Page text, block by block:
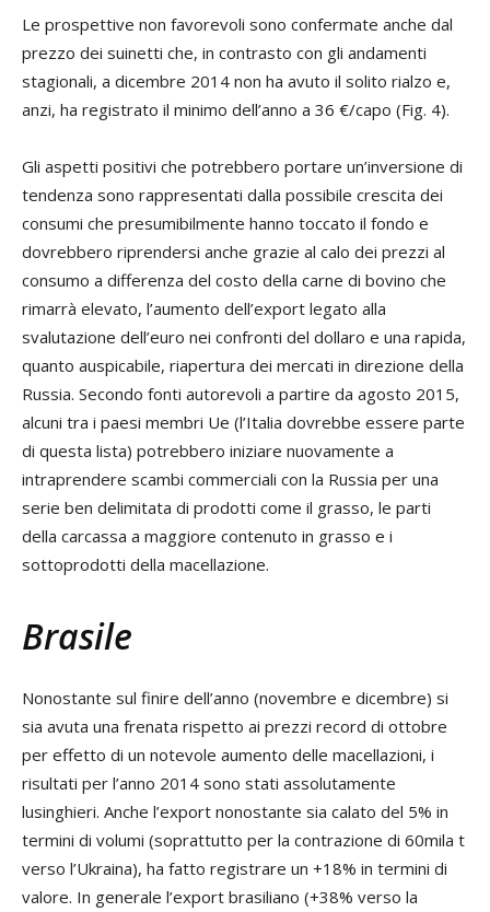
Le prospettive non favorevoli sono confermate anche dal
prezzo dei suinetti che, in contrasto con gli andamenti
stagionali, a dicembre 2014 non ha avuto il solito rialzo e,
anzi, ha registrato il minimo dell’anno a 36 €/capo (Fig. 4).
Gli aspetti positivi che potrebbero portare un’inversione di
tendenza sono rappresentati dalla possibile crescita dei
consumi che presumibilmente hanno toccato il fondo e
dovrebbero riprendersi anche grazie al calo dei prezzi al
consumo a differenza del costo della carne di bovino che
rimarrà elevato, l’aumento dell’export legato alla
svalutazione dell’euro nei confronti del dollaro e una rapida,
quanto auspicabile, riapertura dei mercati in direzione della
Russia. Secondo fonti autorevoli a partire da agosto 2015,
alcuni tra i paesi membri Ue (l’Italia dovrebbe essere parte
di questa lista) potrebbero iniziare nuovamente a
intraprendere scambi commerciali con la Russia per una
serie ben delimitata di prodotti come il grasso, le parti
della carcassa a maggiore contenuto in grasso e i
sottoprodotti della macellazione.
Brasile
Nonostante sul finire dell’anno (novembre e dicembre) si
sia avuta una frenata rispetto ai prezzi record di ottobre
per effetto di un notevole aumento delle macellazioni, i
risultati per l’anno 2014 sono stati assolutamente
lusinghieri. Anche l’export nonostante sia calato del 5% in
termini di volumi (soprattutto per la contrazione di 60mila t
verso l’Ukraina), ha fatto registrare un +18% in termini di
valore. In generale l’export brasiliano (+38% verso la